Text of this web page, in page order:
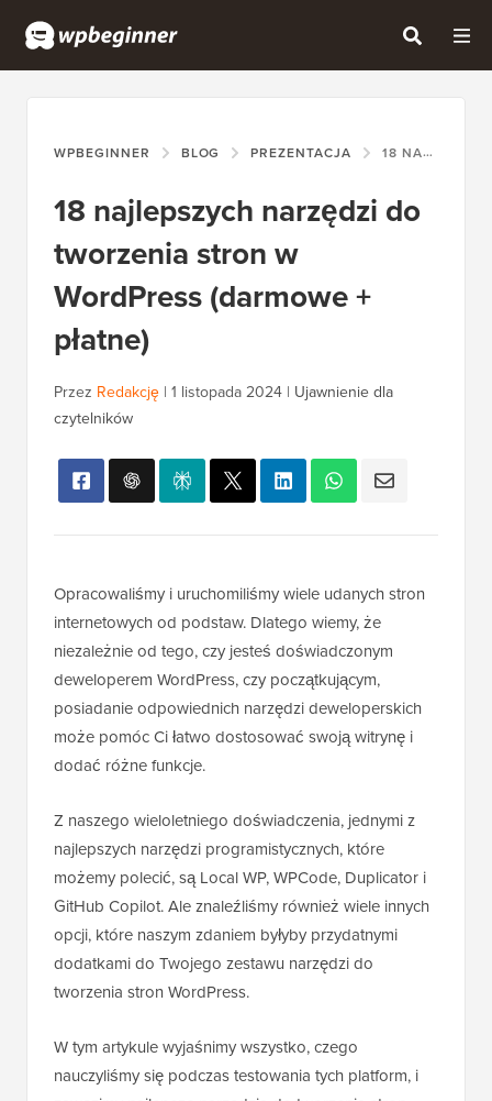
WPBEGINNER BLOG PREZENTACJA 18 NAJLEPSZYCH NARZĘDZI DO TWORZENIA STRON W WORDPRESS (DARMOWE + PŁATNE)
18 najlepszych narzędzi do
tworzenia stron w
WordPress (darmowe +
płatne)
Przez Redakcję | 1 listopada 2024 | Ujawnienie dla
czytelników
Opracowaliśmy i uruchomiliśmy wiele udanych stron
internetowych od podstaw. Dlatego wiemy, że
niezależnie od tego, czy jesteś doświadczonym
deweloperem WordPress, czy początkującym,
posiadanie odpowiednich narzędzi deweloperskich
może pomóc Ci łatwo dostosować swoją witrynę i
dodać różne funkcje.
Z naszego wieloletniego doświadczenia, jednymi z
najlepszych narzędzi programistycznych, które
możemy polecić, są Local WP, WPCode, Duplicator i
GitHub Copilot. Ale znaleźliśmy również wiele innych
opcji, które naszym zdaniem byłyby przydatnymi
dodatkami do Twojego zestawu narzędzi do
tworzenia stron WordPress.
W tym artykule wyjaśnimy wszystko, czego
nauczyliśmy się podczas testowania tych platform, i